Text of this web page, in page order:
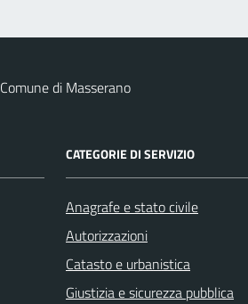
Comune di Masserano
CATEGORIE DI SERVIZIO
Anagrafe e stato civile
Autorizzazioni
Catasto e urbanistica
Giustizia e sicurezza pubblica